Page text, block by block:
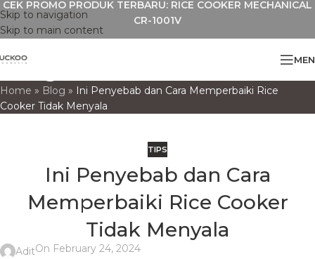
Skip to navigation
Skip to main content
CEK PROMO PRODUK TERBARU: RICE COOKER MECHANICAL
CR-1001V
Blog
Home » Blog » Ini Penyebab dan Cara Memperbaiki Rice
Cooker Tidak Menyala
TIPS
Ini Penyebab dan Cara
Memperbaiki Rice Cooker
Tidak Menyala
AditOn February 24, 2024